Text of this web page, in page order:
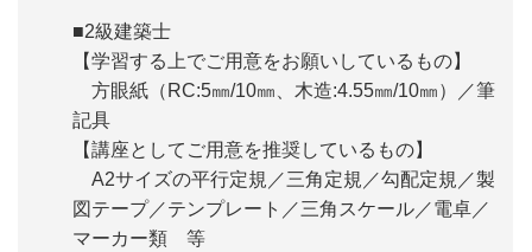
■2級建築士
【学習する上でご用意をお願いしているもの】
方眼紙（RC:5㎜/10㎜、木造:4.55㎜/10㎜）
／筆
記具
【講座としてご用意を推奨しているもの】
A2サイズの平行定規／三角定規／勾配定規／製
図テープ／テンプレート／三角スケール／電卓／
マーカー類 等